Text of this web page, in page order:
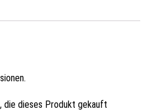
die dieses Produkt gekauft